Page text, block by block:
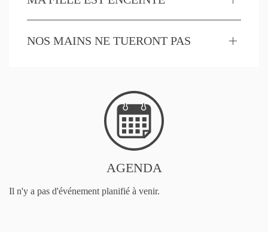
NOS MAINS NE TUERONT PAS
AGENDA
Il n'y a pas d'événement planifié à venir.